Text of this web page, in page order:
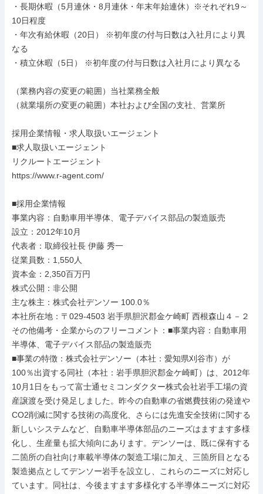
・長期休暇（5月連休・8月連休・年末年始連休）※それぞれ9～
10日程度
・年次有給休暇（20日） ※初年度の付与日数は入社月により異
なる
・積立休暇（5日） ※初年度の付与日数は入社月により異なる
（業務内容の変更の範囲）当社業務全般
（就業場所の変更の範囲）本社および全国の支社、営業所
採用企業情報・求人取扱いエージェント
■求人取扱いエージェント
リクルートエージェント
https://www.r-agent.com/
■採用企業情報
事業内容：自動車用半導体、電子デバイス部品の製造販売
設立：2012年10月
代表者：取締役社長 伊藤 秀一
従業員数：1,550人
資本金：2,350百万円
株式公開：非公開
主な株主：株式会社デンソー 100.0％
本社所在地：〒029-4503 岩手県胆沢郡金ケ崎町 西根森山４－２
その他備考・企業からのフリーコメント：■事業内容：自動車用
半導体、電子デバイス部品の製造販売
■事業の特徴：株式会社デンソー（本社：愛知県刈谷市）が
100％出資する同社（本社：岩手県胆沢郡金ケ崎町）は、2012年
10月1日をもって富士通セミコンダクター株式会社岩手工場の資
産譲渡を受け発足しました。昨今の自動車の省燃費技術の発達や
CO2削減に関する技術の高度化、さらには先進安全技術に関する
新しいシステムなど、自動車半導体部品のニーズはますます多様
化し、生産量も拡大傾向にあります。デンソーは、既に保有する
二箇所の自社向け車載半導体の製造工場に加え、三箇所目となる
製造拠点としてデンソー岩手を設立し、これらのニーズに対応し
ています。同社は、今後ますます多様化する半導体ニーズに対応